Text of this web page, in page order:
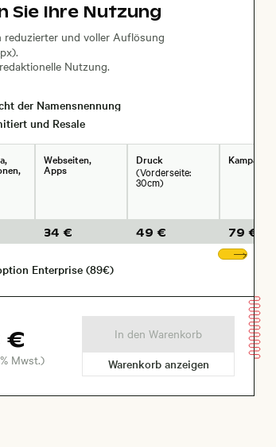
springen
Sie Ihre Nutzung
reduzierter und voller Auflösung
Nutzung.
der Namensnennung
und Resale
Webseiten,
Apps
34 €
Druck
(Vorderseite:
30cm)
49 €
79 €
Enterprise (89€)
€
Mwst.)
In den Warenkorb
Warenkorb anzeigen